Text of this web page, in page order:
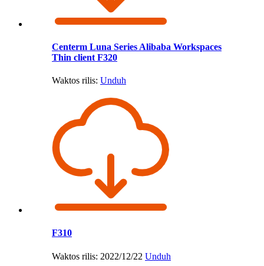
Centerm Luna Series Alibaba Workspaces
Thin client F320
Waktos rilis: Unduh
F310
Waktos rilis: 2022/12/22 Unduh